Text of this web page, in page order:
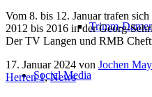
Trimm-
Social Media
Vom 8. bis 12. Januar trafen
2012 bis 2016 in der Georg-
Der TV Langen und RMB
17. Januar 2024 von Jochen
Herren 1,News